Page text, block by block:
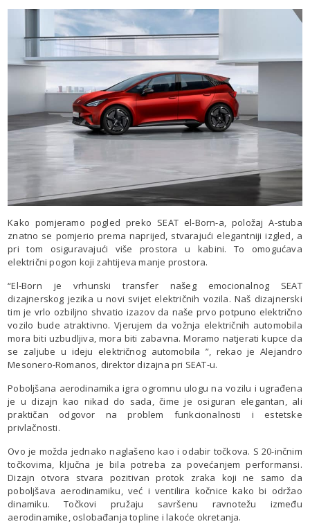
Kako pomjeramo pogled preko SEAT el-Born-a, položaj A-stuba
znatno se pomjerio prema naprijed, stvarajući elegantniji izgled, a
pri tom osiguravajući više prostora u kabini. To omogućava
električni pogon koji zahtijeva manje prostora.
“El-Born je vrhunski transfer našeg emocionalnog SEAT
dizajnerskog jezika u novi svijet električnih vozila. Naš dizajnerski
tim je vrlo ozbiljno shvatio izazov da naše prvo potpuno električno
vozilo bude atraktivno. Vjerujem da vožnja električnih automobila
mora biti uzbudljiva, mora biti zabavna. Moramo natjerati kupce da
se zaljube u ideju električnog automobila ”, rekao je Alejandro
Mesonero-Romanos, direktor dizajna pri SEAT-u.
Poboljšana aerodinamika igra ogromnu ulogu na vozilu i ugrađena
je u dizajn kao nikad do sada, čime je osiguran elegantan, ali
praktičan odgovor na problem funkcionalnosti i estetske
privlačnosti.
Ovo je možda jednako naglašeno kao i odabir točkova. S 20-inčnim
točkovima, ključna je bila potreba za povećanjem performansi.
Dizajn otvora stvara pozitivan protok zraka koji ne samo da
poboljšava aerodinamiku, već i ventilira kočnice kako bi održao
dinamiku. Točkovi pružaju savršenu ravnotežu između
aerodinamike, oslobađanja topline i lakoće okretanja.